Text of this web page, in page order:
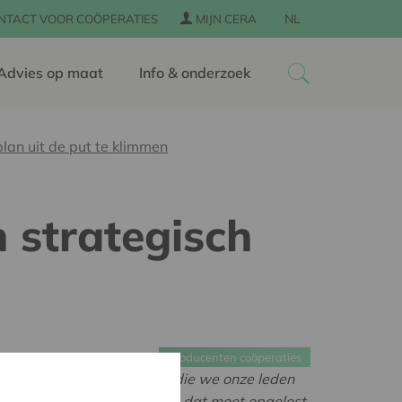
VOOR COÖPERATIES MIJN CERA NL
op maat Info & onderzoek
uit de put te klimmen
strategisch
Producenten coöperaties
van dat de melkprijs die we onze leden